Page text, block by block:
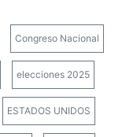
Congreso Nacional
elecciones 2025
ESTADOS UNIDOS